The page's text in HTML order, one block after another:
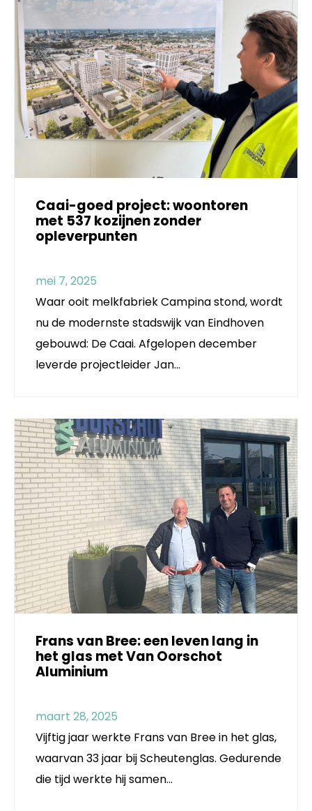
Caai-goed project: woontoren
met 537 kozijnen zonder
opleverpunten
mei 7, 2025
Waar ooit melkfabriek Campina stond, wordt
nu de modernste stadswijk van Eindhoven
gebouwd: De Caai. Afgelopen december
leverde projectleider Jan…
Frans van Bree: een leven lang in
het glas met Van Oorschot
Aluminium
maart 28, 2025
Vijftig jaar werkte Frans van Bree in het glas,
waarvan 33 jaar bij Scheutenglas. Gedurende
die tijd werkte hij samen…